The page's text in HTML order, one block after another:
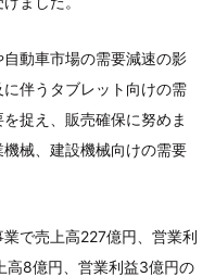
動車市場の需要減速の影
伴うタブレット向けの需
捉え、販売確保に努めま
械、建設機械向けの需要
で売上高227億円、営業利
高8億円、営業利益3億円の